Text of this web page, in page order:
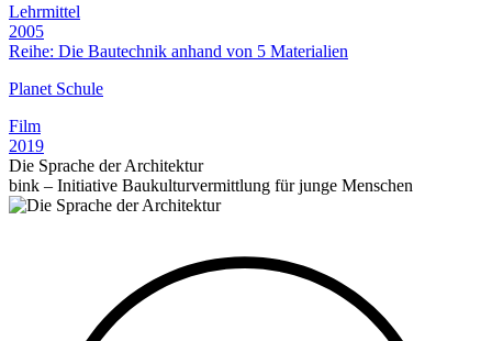
Lehrmittel
2005
Reihe: Die Bautechnik anhand von 5 Materialien
Planet Schule
Film
2019
Die Sprache der Architektur
bink – Initiative Baukulturvermittlung für junge Menschen